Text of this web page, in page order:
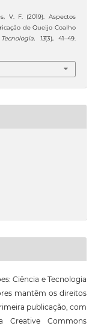
V. F. (2019). Aspectos
de Queijo Coalho
, 13(3), 41–49.
Ciência e Tecnologia
mantêm os direitos
publicação, com
Creative Commons